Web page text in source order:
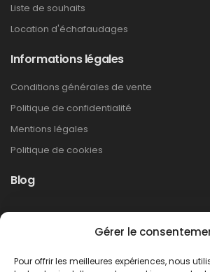
Gérer le
Pour offrir les meilleures expériences, nous
Liste de souhaits
Location d'échafaudages
Informations légales
Conditions générales de vente
Politique de confidentialité
Mentions légales
Politique de cookies
Blog
Non classé